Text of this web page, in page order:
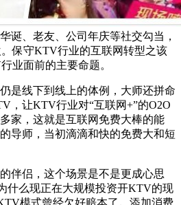
诞、老友、公司年庆等社交勾当，
保守KTV行业的互联网转型之该
业面前的主要命题。
线下到线上的体例，大师还拼命
，让KTV行业对“互联网+”的O2O
家，这就是互联网免费大棒的能
导师，当初滴滴和快的免费大和短
侣，这个场景是不是更成心思
什么现正在大规模投资开KTV的现